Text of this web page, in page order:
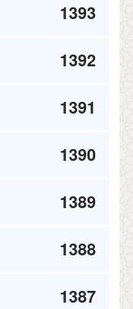
1393
1392
1391
1390
1389
1388
1387